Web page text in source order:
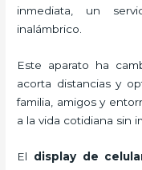
inmediata, un
inalámbrico.
Este aparato ha
acorta distancias y
familia, amigos y
a la vida cotidiana sin
El display de